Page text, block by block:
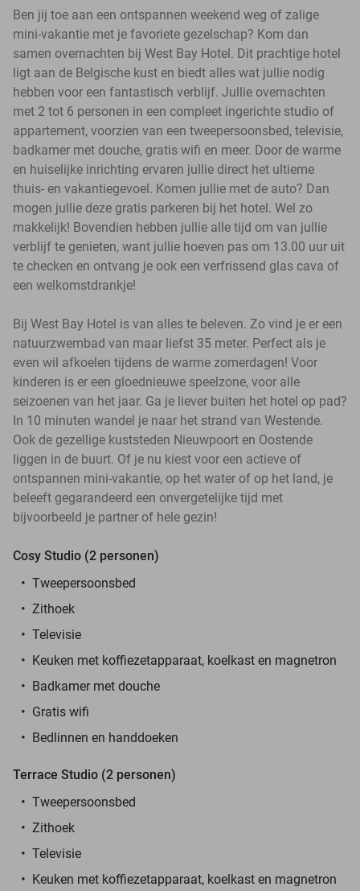
Ben jij toe aan een ontspannen weekend weg of zalige
mini-vakantie met je favoriete gezelschap? Kom dan
samen overnachten bij West Bay Hotel. Dit prachtige hotel
ligt aan de Belgische kust en biedt alles wat jullie nodig
hebben voor een fantastisch verblijf. Jullie overnachten
met 2 tot 6 personen in een compleet ingerichte studio of
appartement, voorzien van een tweepersoonsbed, televisie,
badkamer met douche, gratis wifi en meer. Door de warme
en huiselijke inrichting ervaren jullie direct het ultieme
thuis- en vakantiegevoel. Komen jullie met de auto? Dan
mogen jullie deze gratis parkeren bij het hotel. Wel zo
makkelijk! Bovendien hebben jullie alle tijd om van jullie
verblijf te genieten, want jullie hoeven pas om 13.00 uur uit
te checken en ontvang je ook een verfrissend glas cava of
een welkomstdrankje!
Bij West Bay Hotel is van alles te beleven. Zo vind je er een
natuurzwembad van maar liefst 35 meter. Perfect als je
even wil afkoelen tijdens de warme zomerdagen! Voor
kinderen is er een gloednieuwe speelzone, voor alle
seizoenen van het jaar. Ga je liever buiten het hotel op pad?
In 10 minuten wandel je naar het strand van Westende.
Ook de gezellige kuststeden Nieuwpoort en Oostende
liggen in de buurt. Of je nu kiest voor een actieve of
ontspannen mini-vakantie, op het water of op het land, je
beleeft gegarandeerd een onvergetelijke tijd met
bijvoorbeeld je partner of hele gezin!
Cosy Studio (2 personen)
Tweepersoonsbed
Zithoek
Televisie
Keuken met koffiezetapparaat, koelkast en magnetron
Badkamer met douche
Gratis wifi
Bedlinnen en handdoeken
Terrace Studio (2 personen)
Tweepersoonsbed
Zithoek
Televisie
Keuken met koffiezetapparaat, koelkast en magnetron